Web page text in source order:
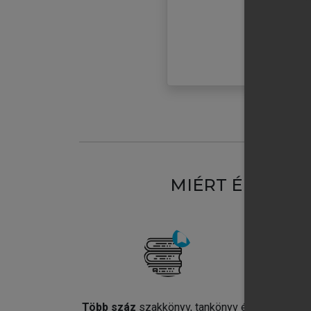
MIÉRT
Több száz szakkönyv, tankönyv és